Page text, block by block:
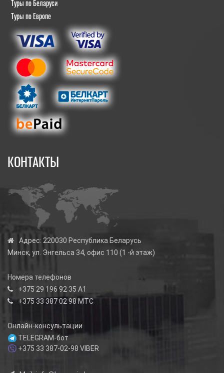
Туры по Беларуси
Туры по Европе
КОНТАКТЫ
Адрес: 220030 Республика Беларусь
Минск, ул. Энгельса 34, офис 110 (1 -й этаж)
Номера телефонов
+375 29 196 92 35 А1
+375 33 387 02 98МТС
Онлайн-консультации
TELEGRAM-бот
+375 33 387-02-98 VIBER